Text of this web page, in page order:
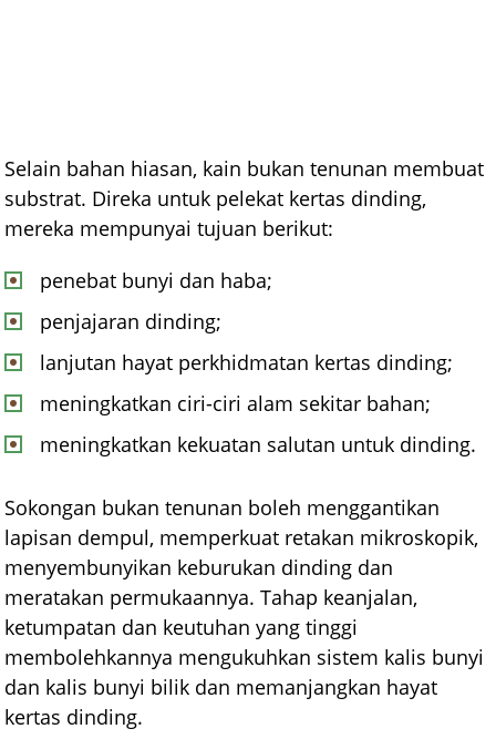
Selain bahan hiasan, kain bukan tenunan membuat
substrat. Direka untuk pelekat kertas dinding,
mereka mempunyai tujuan berikut:
penebat bunyi dan haba;
penjajaran dinding;
lanjutan hayat perkhidmatan kertas dinding;
meningkatkan ciri-ciri alam sekitar bahan;
meningkatkan kekuatan salutan untuk dinding.
Sokongan bukan tenunan boleh menggantikan
lapisan dempul, memperkuat retakan mikroskopik,
menyembunyikan keburukan dinding dan
meratakan permukaannya. Tahap keanjalan,
ketumpatan dan keutuhan yang tinggi
membolehkannya mengukuhkan sistem kalis bunyi
dan kalis bunyi bilik dan memanjangkan hayat
kertas dinding.